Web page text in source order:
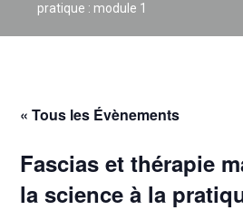
pratique : module 1
« Tous les Évènements
Fascias et thérapie
la science à la